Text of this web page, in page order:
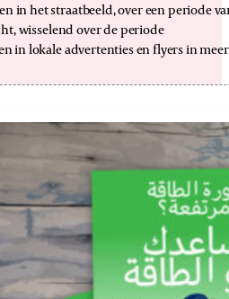
in het straatbeeld, over een periode
wisselend over de periode
in lokale advertenties en flyers in